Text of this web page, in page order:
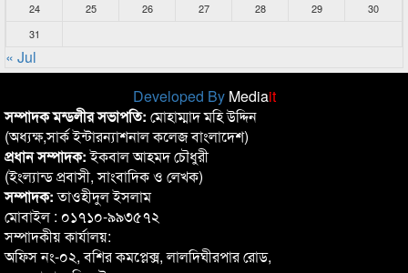
24
25 26 27 28 29
30
31
« Jul
Developed By Mediait
সম্পাদক মন্ডলীর সভাপতি: মোহাম্মাদ মহি উদ্দিন
(অধ্যক্ষ,সার্ক ইন্টারন্যাশনাল কলেজ বাংলাদেশ)
প্রধান সম্পাদক:ইকবাল আহমদ চৌধুরী
(ইংল্যান্ড প্রবাসী, সাংবাদিক ও লেখক)
সম্পাদক:তাওহীদুল ইসলাম
মোবাইল : ০১৭১০-৯৯৩৫৭২
সম্পাদকীয় কার্যালয়:
অফিস নং-০২, বশির কমপ্লেক্স, লালদিঘীরপার রোড,